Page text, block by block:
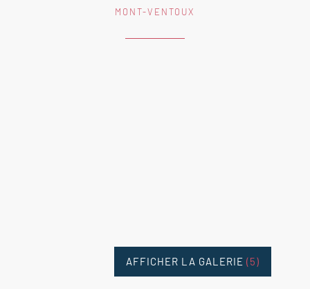
MONT-VENTOUX
AFFICHER LA GALERIE (5)